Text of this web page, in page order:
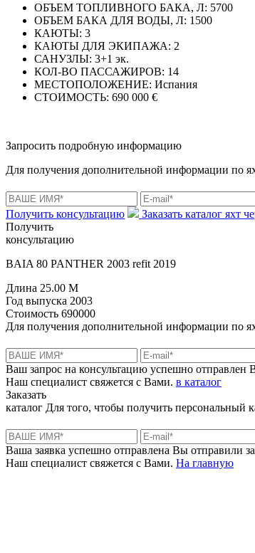
ОБЪЕМ ТОПЛИВНОГО БАКА, Л: 5700
ОБЪЕМ БАКА ДЛЯ ВОДЫ, Л: 1500
КАЮТЫ: 3
КАЮТЫ ДЛЯ ЭКИПАЖА: 2
САНУЗЛЫ: 3+1 эк.
КОЛ-ВО ПАССАЖИРОВ: 14
МЕСТОПОЛОЖЕНИЕ: Испания
СТОИМОСТЬ: 690 000 €
Запросить подробную информацию
Для получения дополнительной информации по
Получить консультацию
Заказать каталог яхт
Получить
консультацию
BAIA 80 PANTHER 2003 refit 2019
Длина 25.00 M
Год выпуска 2003
Стоимость 690000
Для получения дополнительной информации по
Ваш запрос на консультацию успешно отправлен
Наш специалист свяжется с Вами. в каталог
Заказать
каталог Для того, чтобы получить персональный
Ваша заявка успешно отправлена Вы отправили
Наш специалист свяжется с Вами. На главную